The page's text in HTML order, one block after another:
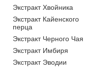
Экстракт Хвойника
Экстракт Кайенского
перца
Экстракт Черного Чая
Экстракт Имбиря
Экстракт Эводии